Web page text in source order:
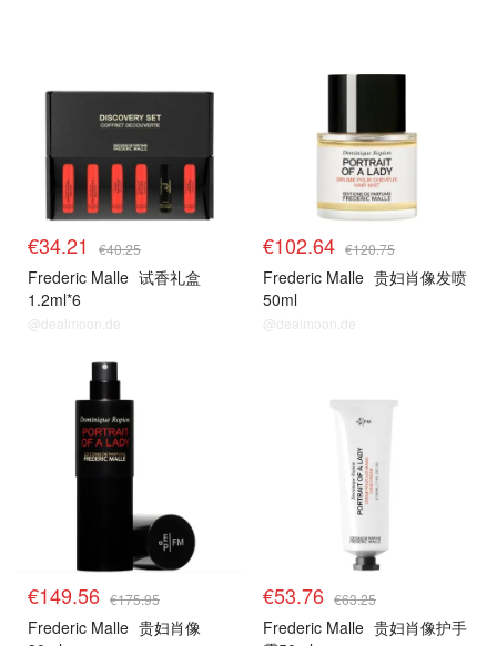
€34.21 €40.25
Frederic Malle 试香礼盒
1.2ml*6
@dealmoon.de
€102.64 €120.75
Frederic Malle 贵妇肖像发喷
50ml
@dealmoon.de
€149.56 €175.95
Frederic Malle 贵妇肖像
€53.76 €63.25
Frederic Malle 贵妇肖像护手